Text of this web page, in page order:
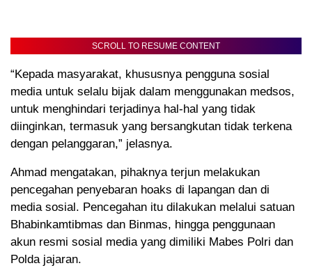
SCROLL TO RESUME CONTENT
“Kepada masyarakat, khususnya pengguna sosial
media untuk selalu bijak dalam menggunakan medsos,
untuk menghindari terjadinya hal-hal yang tidak
diinginkan, termasuk yang bersangkutan tidak terkena
dengan pelanggaran,” jelasnya.
Ahmad mengatakan, pihaknya terjun melakukan
pencegahan penyebaran hoaks di lapangan dan di
media sosial. Pencegahan itu dilakukan melalui satuan
Bhabinkamtibmas dan Binmas, hingga penggunaan
akun resmi sosial media yang dimiliki Mabes Polri dan
Polda jajaran.